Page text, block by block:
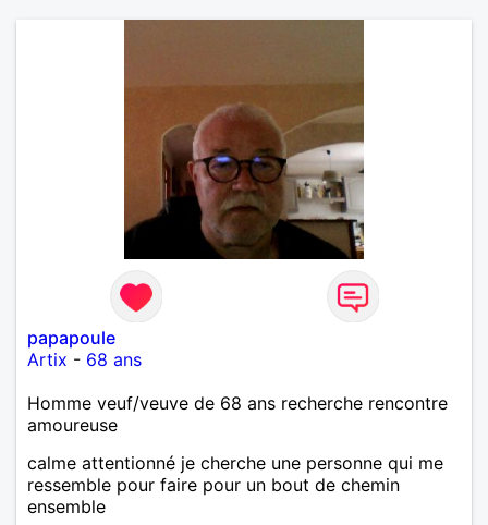
papapoule
Artix - 68 ans
Homme veuf/veuve de 68 ans recherche rencontre
amoureuse
calme attentionné je cherche une personne qui me
ressemble pour faire pour un bout de chemin
ensemble